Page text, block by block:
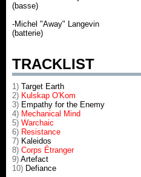
(basse)
-Michel "Away" Langevin
(batterie)
TRACKLIST
1) Target Earth
2) Kulskap O'Kom
3) Empathy for the Enemy
4) Mechanical Mind
5) Warchaic
6) Resistance
7) Kaleidos
8) Corps Étranger
9) Artefact
10) Defiance